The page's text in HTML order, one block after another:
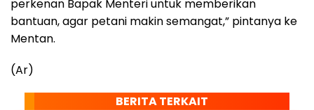
perkenan Bapak Menteri untuk memberikan
bantuan, agar petani makin semangat,” pintanya ke
Mentan.
(Ar)
BERITA TERKAIT